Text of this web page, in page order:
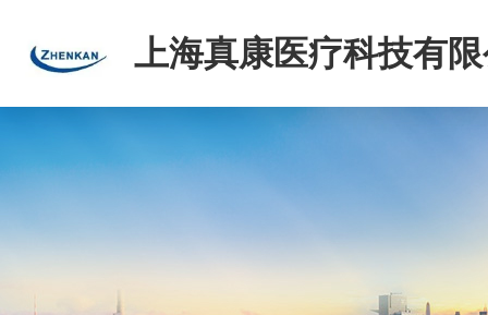
上海真康医疗科技有